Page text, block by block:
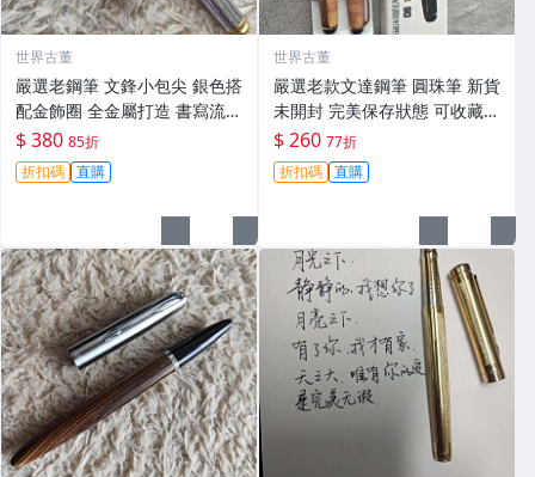
世界古董
嚴選老鋼筆 文鋒小包尖 銀色搭
配金飾圈 全金屬打造 書寫流順
輕便好握 現貨有限 時代錦標
收藏推薦 圓潤飽滿 老鋼筆 圓
珠筆頭 筆身金屬
$ 380 85折
折扣碼 直購
世界古董
嚴選老款文達鋼筆 圓珠筆 新貨
未開封 完美保存狀態 可收藏使
用 花色獨特 絕版 鋪裝
$ 260 77折
折扣碼 直購